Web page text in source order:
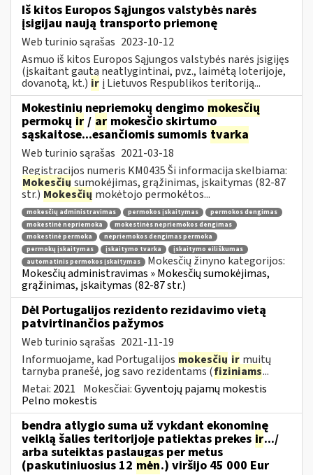
Iš kitos Europos Sąjungos valstybės narės
įsigijau naują transporto priemonę
Web turinio sąrašas 2023-10-12
Asmuo iš kitos Europos Sąjungos valstybės narės įsigijęs
(įskaitant gautą neatlygintinai, pvz., laimėtą loterijoje,
dovanotą, kt.) ir į Lietuvos Respublikos teritoriją...
Mokestinių nepriemokų dengimo mokesčių
permokų ir / ar mokesčio skirtumo
sąskaitose...esančiomis sumomis tvarka
Web turinio sąrašas 2021-03-18
Registracijos numeris KM0435 Ši informacija skelbiama:
Mokesčių sumokėjimas, grąžinimas, įskaitymas (82-87
str.)Mokesčių mokėtojo permokėtos...
mokesčių administravimas permokos įskaitymas
permokos dengimas
mokestinė nepriemoka
mokestinės nepriemokos dengimas
mokestinė permoka
nepriemokos dengimas permoka
permokų įskaitymas
įskaitymo tvarka
įskaitymo eiliškumas
automatinis permokos įskaitymas
Mokesčių žinyno kategorijos:
Mokesčių administravimas » Mokesčių sumokėjimas,
grąžinimas, įskaitymas (82-87 str.)
Dėl Portugalijos rezidento rezidavimo vietą
patvirtinančios pažymos
Web turinio sąrašas 2021-11-19
Informuojame, kad Portugalijos mokesčių ir muitų
tarnyba pranešė, jog savo rezidentams (fiziniams...
Metai: 2021 Mokesčiai:Gyventojų pajamų mokestis
Pelno mokestis
bendra atlygio suma už vykdant ekonominę
veiklą šalies teritorijoje patiektas prekes ir.../
arba suteiktas paslaugas per metus
(paskutiniuosius 12 mėn.) viršijo 45 000 Eur